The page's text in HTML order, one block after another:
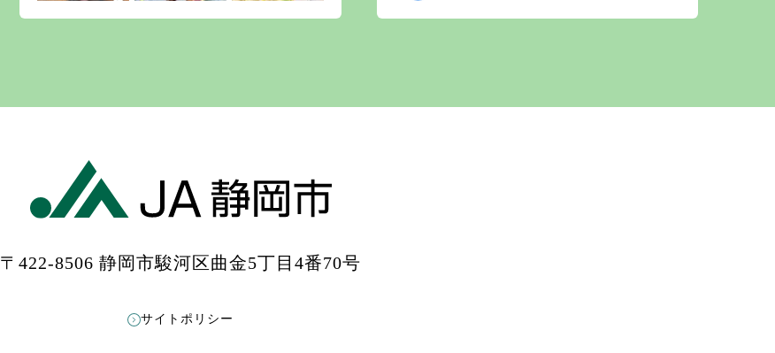
〒422-8506 静岡市駿河区曲金5丁目4番70号
サイトポリシー